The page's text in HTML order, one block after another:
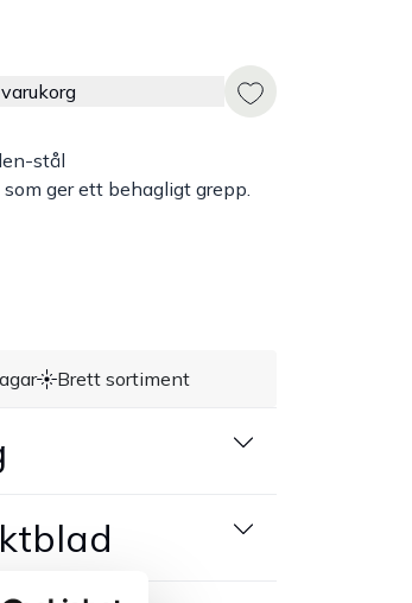
stål
ger ett behagligt grepp.
Brett sortiment